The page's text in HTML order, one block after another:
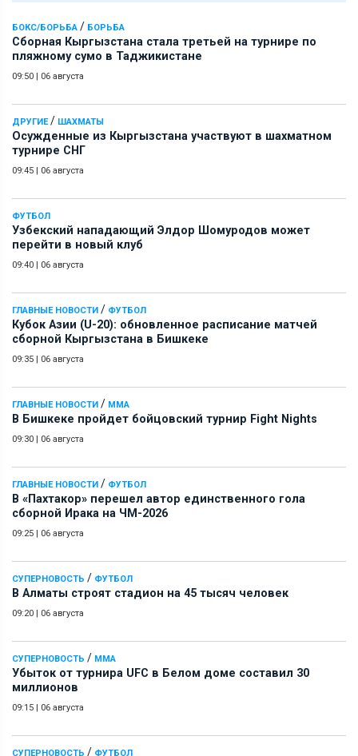
БОКС/БОРЬБА / БОРЬБА
Сборная Кыргызстана стала третьей на турнире по
пляжному сумо в Таджикистане
09:50 06 августа
ДРУГИЕ/ ШАХМАТЫ
Осужденные из Кыргызстана участвуют в шахматном
турнире СНГ
09:45 06 августа
ФУТБОЛ
Узбекский нападающий Элдор Шомуродов может
перейти в новый клуб
09:40 06 августа
ГЛАВНЫЕ НОВОСТИ / ФУТБОЛ
Кубок Азии (U-20): обновленное расписание матчей
сборной Кыргызстана в Бишкеке
09:35 06 августа
ГЛАВНЫЕ НОВОСТИ / ММА
В Бишкеке пройдет бойцовский турнир Fight Nights
09:30 06 августа
ГЛАВНЫЕ НОВОСТИ / ФУТБОЛ
В «Пахтакор» перешел автор единственного гола
сборной Ирака на ЧМ-2026
09:25 06 августа
СУПЕРНОВОСТЬ / ФУТБОЛ
В Алматы строят стадион на 45 тысяч человек
09:20 06 августа
СУПЕРНОВОСТЬ / ММА
Убыток от турнира UFC в Белом доме составил 30
миллионов
09:15 06 августа
СУПЕРНОВОСТЬ / ФУТБОЛ